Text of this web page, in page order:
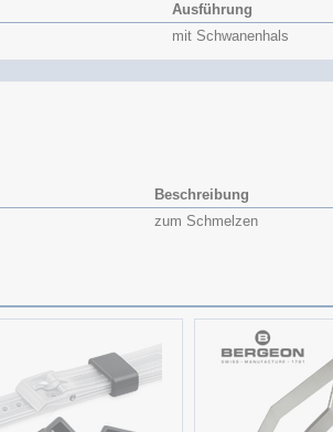
Ausführung
mit Schwanenhals
Beschreibung
zum Schmelzen